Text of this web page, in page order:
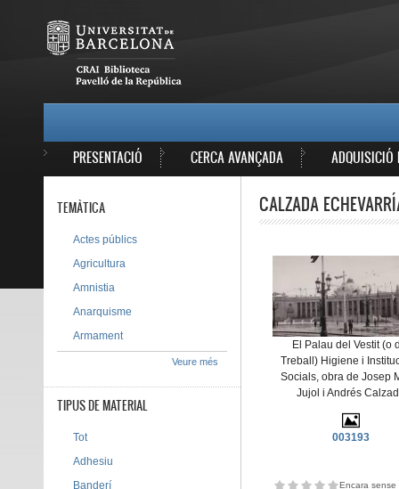
PRESENTACIÓ CERCA AVANÇADA ADQUISICIÓ
CALZADA
El Palau del Vestit (o
Treball) Higiene i
Socials, obra de Josep
Jujol i Andrés
003193
Encara sense
TEMÀTICA
Actes públics
Agricultura
Amnistia
Anarquisme
Armament
Veure més
TIPUS DE MATERIAL
Tot
Adhesiu
Banderí